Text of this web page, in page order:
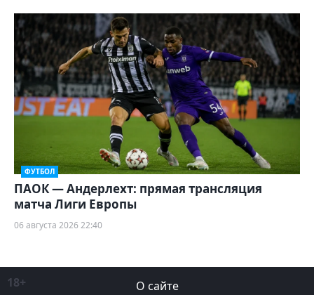
ФУТБОЛ
ПАОК — Андерлехт: прямая трансляция
матча Лиги Европы
06 августа 2026 22:40
18+
О сайте